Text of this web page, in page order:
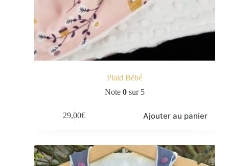
Plaid Bébé
Note 0sur 5
29,00€ Ajouter au panier